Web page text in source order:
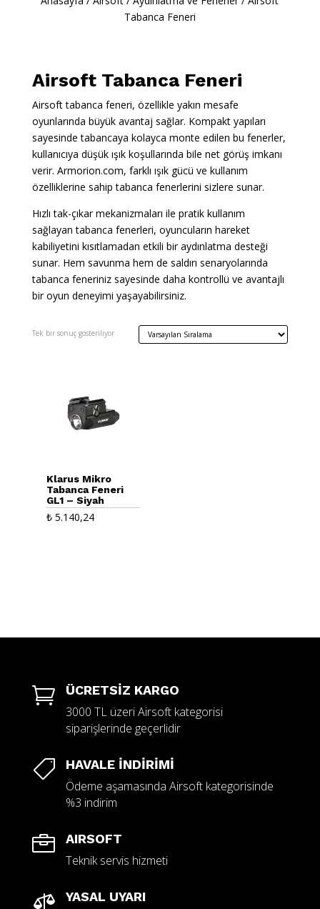
Tabanca Feneri
Airsoft Tabanca Feneri
Airsoft tabanca feneri, özellikle yakın mesafe
oyunlarında büyük avantaj sağlar. Kompakt yapıları
sayesinde tabancaya kolayca monte edilen bu fenerler,
kullanıcıya düşük ışık koşullarında bile net görüş imkanı
verir. Armorion.com, farklı ışık gücü ve kullanım
özelliklerine sahip tabanca fenerlerini sizlere sunar.
Hızlı tak-çıkar mekanizmaları ile pratik kullanım
sağlayan tabanca fenerleri, oyuncuların hareket
kabiliyetini kısıtlamadan etkili bir aydınlatma desteği
sunar. Hem savunma hem de saldırı senaryolarında
tabanca feneriniz sayesinde daha kontrollü ve avantajlı
bir oyun deneyimi yaşayabilirsiniz.
Tek bir sonuç gösteriliyor
Klarus Mikro
Tabanca Feneri
GL1 – Siyah
₺5.140,24
 ÜCRETSİZ KARGO
3000 TL üzeri Airsoft kategorisi
siparişlerinde geçerlidir
 HAVALE İNDİRİMİ
Ödeme aşamasında Airsoft kategorisinde
%3 indirim
 AIRSOFT
Teknik servis hizmeti
 YASAL UYARI